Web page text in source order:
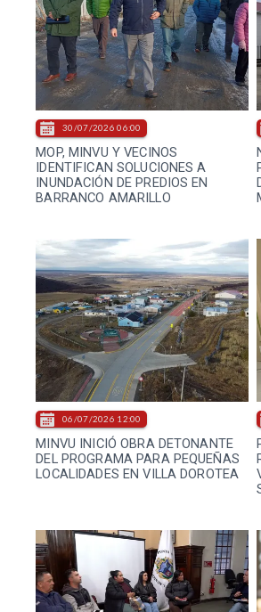
MOP, MINVU Y VECINOS
IDENTIFICAN SOLUCIONES A
INUNDACIÓN DE PREDIOS EN
BARRANCO AMARILLO
30/07/2026 06:00
MINVU INICIÓ OBRA DETONANTE
DEL PROGRAMA PARA PEQUEÑAS
LOCALIDADES EN VILLA DOROTEA
06/07/2026 12:00